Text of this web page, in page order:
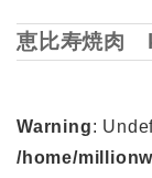
恵比寿焼肉
Warning:
/home/